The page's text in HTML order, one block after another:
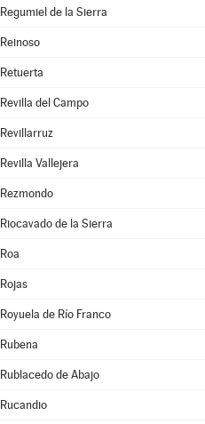
Regumiel de la Sierra
Reinoso
Retuerta
Revilla del Campo
Revillarruz
Revilla Vallejera
Rezmondo
Riocavado de la Sierra
Roa
Rojas
Royuela de Río Franco
Rubena
Rublacedo de Abajo
Rucandio